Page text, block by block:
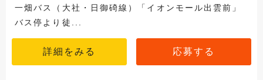
一畑バス（大社・日御碕線）「イオンモール出雲前」
バス停より徒...
詳細をみる 応募する